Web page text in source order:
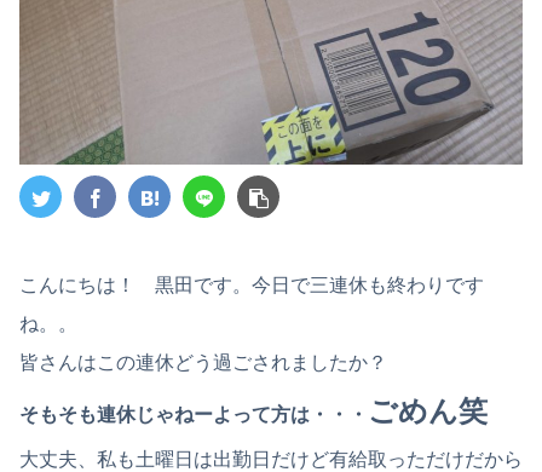
こんにちは！ 黒田です。今日で三連休も終わりです
ね。。
皆さんはこの連休どう過ごされましたか？
そもそも連休じゃねーよって方は・・・ ごめん笑
大丈夫、私も土曜日は出勤日だけど有給取っただけだから